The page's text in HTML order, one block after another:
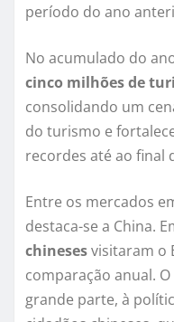
período do ano
No acumulado do
cinco milhões de
consolidando um
do turismo e
recordes até ao final
Entre os mercados
destaca-se a China.
chinesesvisitaram o
comparação anual.
grande parte, à